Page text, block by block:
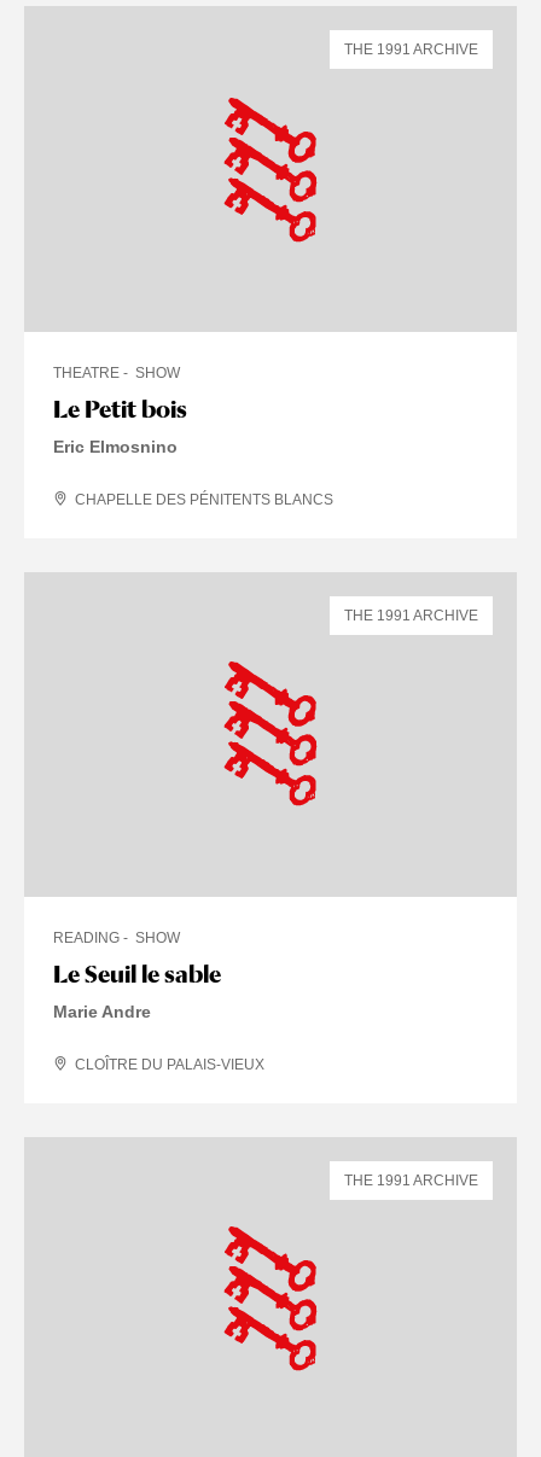
Le Petit bois
THEATRE SHOW
Eric Elmosnino
CHAPELLE DES PÉNITENTS BLANCS
THE 1991 ARCHIVE
Le Seuil le sable
READING SHOW
Marie Andre
CLOÎTRE DU PALAIS-VIEUX
THE 1991 ARCHIVE
THE 1991 ARCHIVE